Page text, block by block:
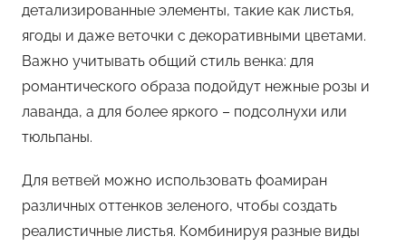
детализированные элементы, такие как листья,
ягоды и даже веточки с декоративными цветами.
Важно учитывать общий стиль венка: для
романтического образа подойдут нежные розы и
лаванда, а для более яркого – подсолнухи или
тюльпаны.
Для ветвей можно использовать фоамиран
различных оттенков зеленого, чтобы создать
реалистичные листья. Комбинируя разные виды